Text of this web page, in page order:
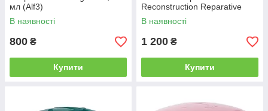
мл (Alf3)
В наявності
800 ₴
Купити
Reconstruction Reparative
Mask, 500 мл (Alf17)
В наявності
1 200 ₴
Купити